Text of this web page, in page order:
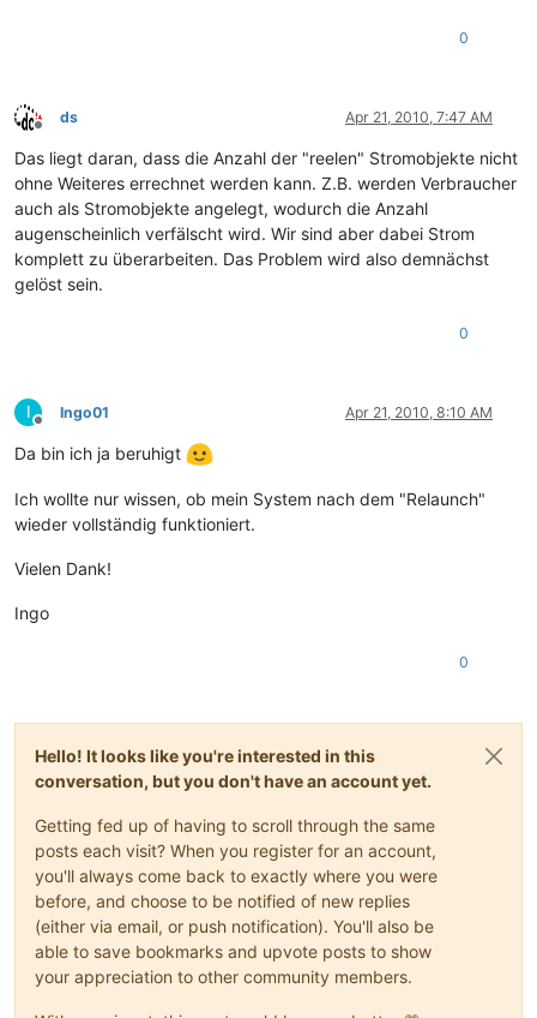
0
Offline
ds Apr 21, 2010, 7:47 AM
Das liegt daran, dass die Anzahl der "reelen" Stromobjekte nicht
ohne Weiteres errechnet werden kann. Z.B. werden Verbraucher
auch als Stromobjekte angelegt, wodurch die Anzahl
augenscheinlich verfälscht wird. Wir sind aber dabei Strom
komplett zu überarbeiten. Das Problem wird also demnächst
gelöst sein.
0
I
Offline
Ingo01 Apr 21, 2010, 8:10 AM
Da bin ich ja beruhigt
Ich wollte nur wissen, ob mein System nach dem "Relaunch"
wieder vollständig funktioniert.
Vielen Dank!
Ingo
0
Hello! It looks like you're interested in this
conversation, but you don't have an account yet.
Getting fed up of having to scroll through the same
posts each visit? When you register for an account,
you'll always come back to exactly where you were
before, and choose to be notified of new replies
(either via email, or push notification). You'll also be
able to save bookmarks and upvote posts to show
your appreciation to other community members.